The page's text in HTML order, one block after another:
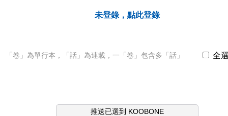
未登錄，點此登錄
「卷」為單行本，「話」為連載，一「卷」包含多「話」 全
推送已選到 KOOBONE